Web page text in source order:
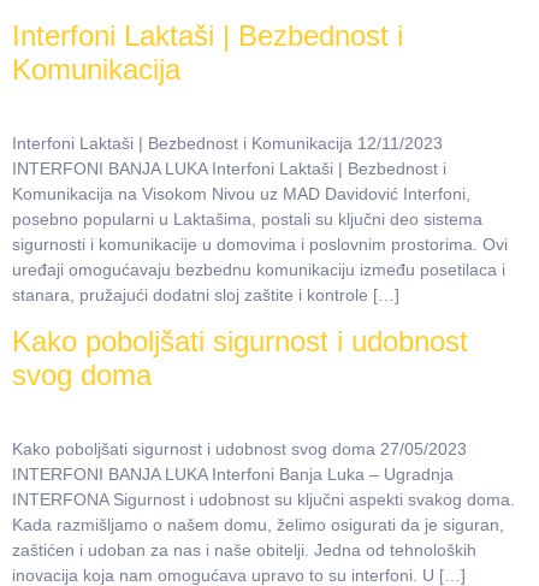
Interfoni Laktaši | Bezbednost i
Komunikacija
Interfoni Laktaši | Bezbednost i Komunikacija 12/11/2023
INTERFONI BANJA LUKA Interfoni Laktaši | Bezbednost i
Komunikacija na Visokom Nivou uz MAD Davidović Interfoni,
posebno popularni u Laktašima, postali su ključni deo sistema
sigurnosti i komunikacije u domovima i poslovnim prostorima. Ovi
uređaji omogućavaju bezbednu komunikaciju između posetilaca i
stanara, pružajući dodatni sloj zaštite i kontrole […]
Kako poboljšati sigurnost i udobnost
svog doma
Kako poboljšati sigurnost i udobnost svog doma 27/05/2023
INTERFONI BANJA LUKA Interfoni Banja Luka – Ugradnja
INTERFONA Sigurnost i udobnost su ključni aspekti svakog doma.
Kada razmišljamo o našem domu, želimo osigurati da je siguran,
zaštićen i udoban za nas i naše obitelji. Jedna od tehnoloških
inovacija koja nam omogućava upravo to su interfoni. U […]